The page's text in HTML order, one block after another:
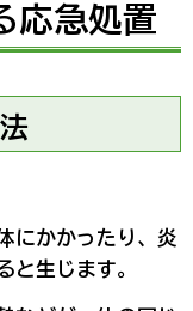
応急処置
にかかったり、炎
と生じます。